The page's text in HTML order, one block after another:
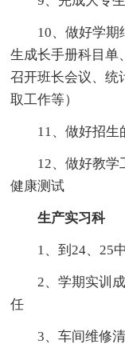
10、做好学期结
生成长手册科目单
召开班长会议、统
取工作等）
11、做好招生
12、做好教学
健康测试
生产实习科
1、到24、25中
2、学期实训成
任
3、车间维修清